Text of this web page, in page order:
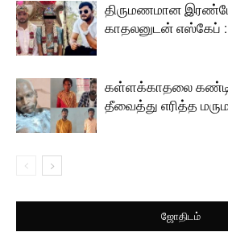
திருமணமான
காதலனுடன் எஸ்கேப்
கள்ளக்காதலை
தீவைத்து எரித்த
ஜோதிடம்